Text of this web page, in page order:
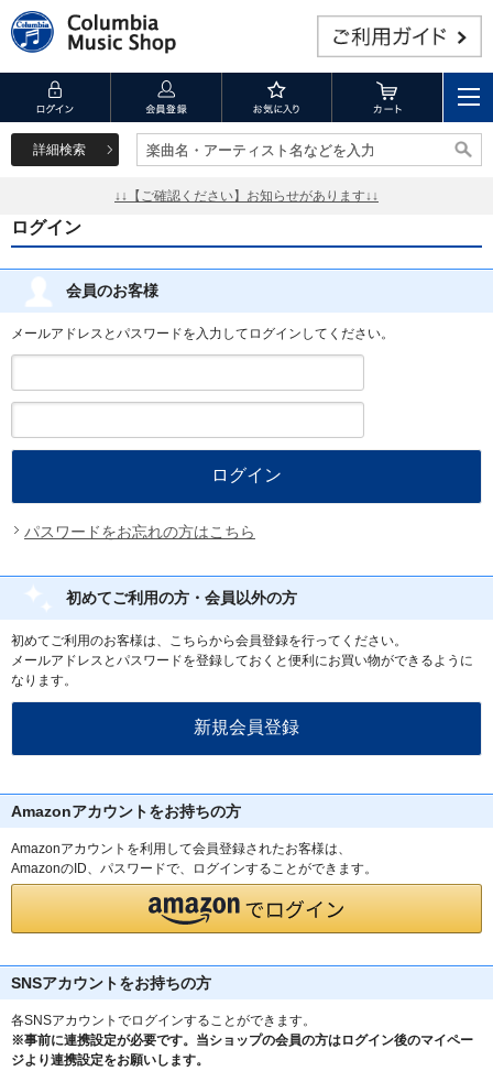
詳細検索 楽曲名・アーティスト名などを入力
楽曲名・アーティスト名などを入力
↓↓【ご確認ください】お知らせがあります↓↓
ログイン
会員のお客様
メールアドレスとパスワードを入力してログインしてください。
パスワードをお忘れの方はこちら
初めてご利用の方・会員以外の方
初めてご利用のお客様は、こちらから会員登録を行ってください。
メールアドレスとパスワードを登録しておくと便利にお買い物ができるように
なります。
Amazonアカウントをお持ちの方
Amazonアカウントを利用して会員登録されたお客様は、
AmazonのID、パスワードで、ログインすることができます。
SNSアカウントをお持ちの方
各SNSアカウントでログインすることができます。
※事前に連携設定が必要です。当ショップの会員の方はログイン後のマイペー
ジより連携設定をお願いします。